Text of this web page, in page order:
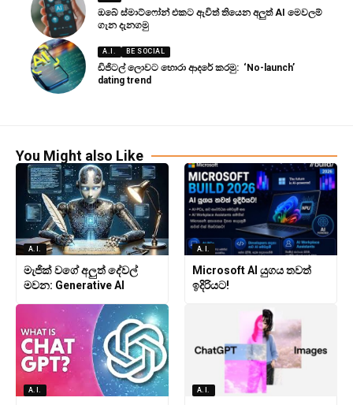
ඔබේ ස්මාට්ෆෝන් එකට ඇවිත් තියෙන අලුත් AI මෙවලම්
ගැන දැනගමු
A.I. BE SOCIAL
ඩිජිටල් ලොවට හොරා ආදරේ කරමු: ‘No-launch’
dating trend
You Might also Like
A.I.
මැජික් වගේ අලුත් දේවල්
මවන: Generative AI
A.I.
Microsoft AI යුගය තවත්
ඉදිරියට!
A.I. A.I.